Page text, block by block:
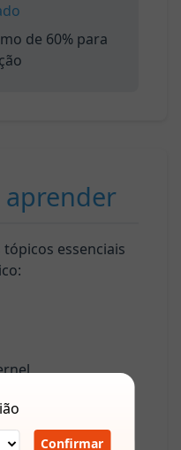
Confirmar
de 60% para
aprender
essenciais